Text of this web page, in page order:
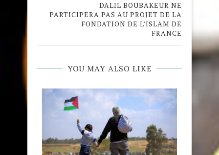
DALIL BOUBAKEUR NE
PARTICIPERA PAS AU PROJET DE LA
FONDATION DE L’ISLAM DE
FRANCE
YOU MAY ALSO LIKE